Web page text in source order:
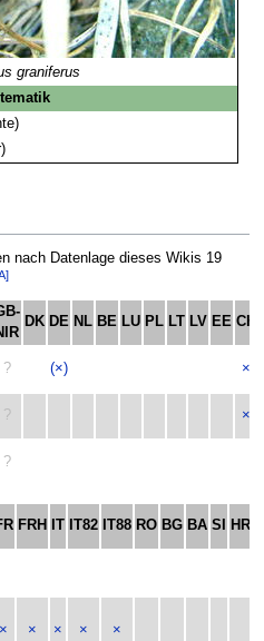
graniferus
nach Datenlage dieses Wikis 19
DK DE NL BE LU PL LT LV EE CH
? (×) ×
? ×
?
FRH IT IT82 IT88 RO BG BA SI HR
× × × × ×